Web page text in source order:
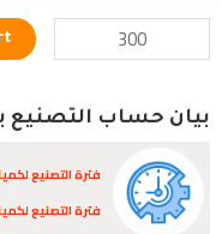
بيان حساب التصنيع
فترة التصنيع
فترة التصنيع